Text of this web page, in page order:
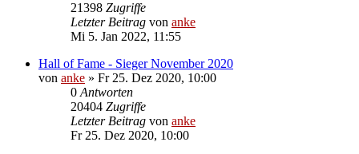
21398 Zugriffe
Letzter Beitrag von anke
Mi 5. Jan 2022, 11:55
Hall of Fame - Sieger November 2020
von anke » Fr 25. Dez 2020, 10:00
0 Antworten
20404 Zugriffe
Letzter Beitrag von anke
Fr 25. Dez 2020, 10:00